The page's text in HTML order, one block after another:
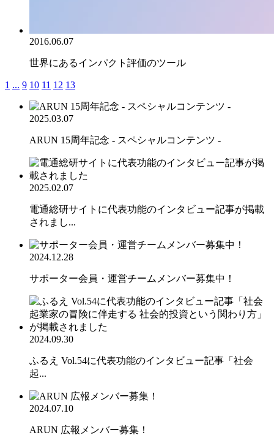
2016.06.07
世界にあるインパクト評価のツール
1 ... 9 10 11 12 13
2025.03.07
ARUN 15周年記念 - スペシャルコンテンツ -
2025.02.07
電通総研サイトに代表功能のインタビュー記事が掲載
されまし...
2024.12.28
サポーター会員・運営チームメンバー募集中！
2024.09.30
ふるえ Vol.54に代表功能のインタビュー記事「社会
起...
2024.07.10
ARUN 広報メンバー募集！